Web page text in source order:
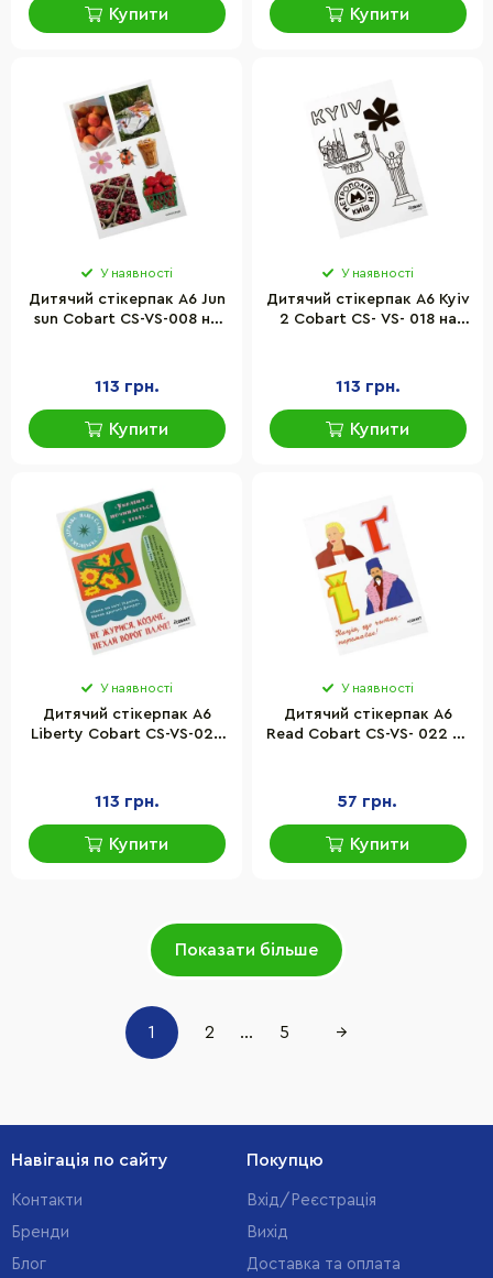
Купити Купити
У наявності
Дитячий стікерпак А6 Jun
sun Cobart СS-VS-008 на
113 грн.
Купити
У наявності
Дитячий стікерпак А6 Kyiv
2 Cobart СS- VS- 018 на
113 грн.
Купити
У наявності
Дитячий стікерпак А6
Liberty Cobart СS-VS-020
113 грн.
Купити
У наявності
Дитячий стікерпак А6
Read Cobart СS-VS- 022 на
57 грн.
Купити
Показати більше
1 2 ... 5 →
Навігація по сайту
Контакти
Бренди
Блог
Покупцю
Вхід/Реєстрація
Вихід
Доставка та оплата